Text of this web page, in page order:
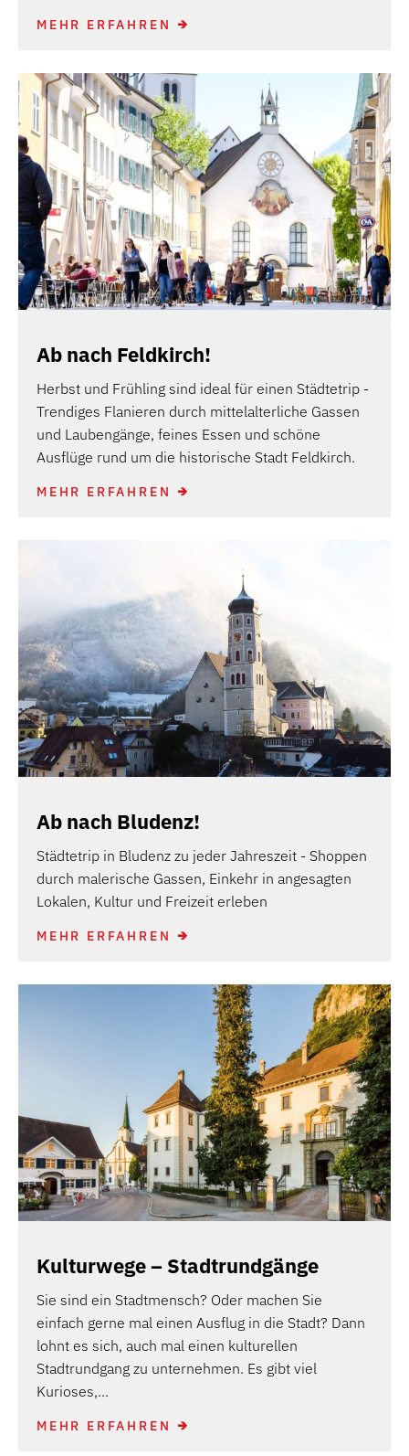
MEHR ERFAHREN
Ab nach Feldkirch!
Herbst und Frühling sind ideal für einen Städtetrip -
Trendiges Flanieren durch mittelalterliche Gassen
und Laubengänge, feines Essen und schöne
Ausflüge rund um die historische Stadt Feldkirch.
MEHR ERFAHREN
Ab nach Bludenz!
Städtetrip in Bludenz zu jeder Jahreszeit - Shoppen
durch malerische Gassen, Einkehr in angesagten
Lokalen, Kultur und Freizeit erleben
MEHR ERFAHREN
Kulturwege – Stadtrundgänge
Sie sind ein Stadtmensch? Oder machen Sie
einfach gerne mal einen Ausflug in die Stadt? Dann
lohnt es sich, auch mal einen kulturellen
Stadtrundgang zu unternehmen. Es gibt viel
Kurioses,...
MEHR ERFAHREN